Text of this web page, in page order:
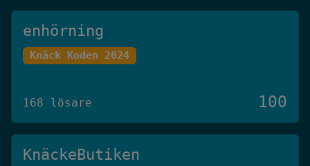
enhörning
Knäck Koden 2024
168 lösare 100
KnäckeButiken